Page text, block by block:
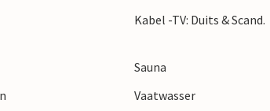
in de langste winkelstraat van Europa,
Kabel -TV: Duits & Scand.
Sauna
Vaatwasser